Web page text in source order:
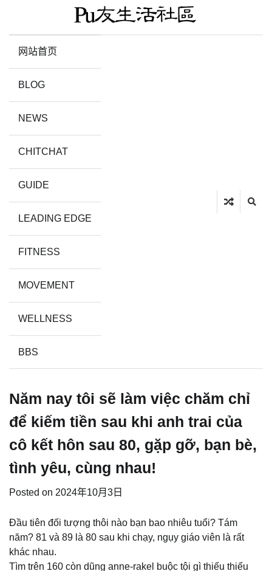
网站首页
BLOG
NEWS
CHITCHAT
GUIDE
LEADING EDGE
FITNESS
MOVEMENT
WELLNESS
BBS
Năm nay tôi sẽ làm việc chăm chỉ
để kiếm tiền sau khi anh trai của
cô kết hôn sau 80, gặp gỡ, bạn bè,
tình yêu, cùng nhau!
Posted on 2024年10月3日
Đầu tiên đối tượng thôi nào bạn bao nhiêu tuổi? Tám
năm? 81 và 89 là 80 sau khi chạy, ngụy giáo viên là rất
khác nhau.
Tìm trên 160 còn dũng anne-rakel buộc tội gì thiếu thiếu